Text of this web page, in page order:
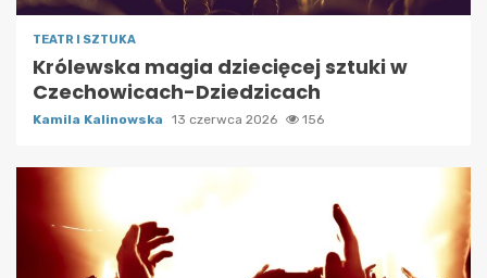
TEATR I SZTUKA
Królewska magia dziecięcej sztuki w
Czechowicach-Dziedzicach
Kamila Kalinowska 13 czerwca 2026 156